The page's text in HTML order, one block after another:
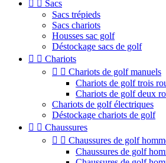
  Sacs
Sacs trépieds
Sacs chariots
Housses sac golf
Déstockage sacs de golf
  Chariots
  Chariots de golf manuels
Chariots de golf trois
Chariots de golf deux
Chariots de golf électriques
Déstockage chariots de golf
  Chaussures
  Chaussures de golf
Chaussures de golf